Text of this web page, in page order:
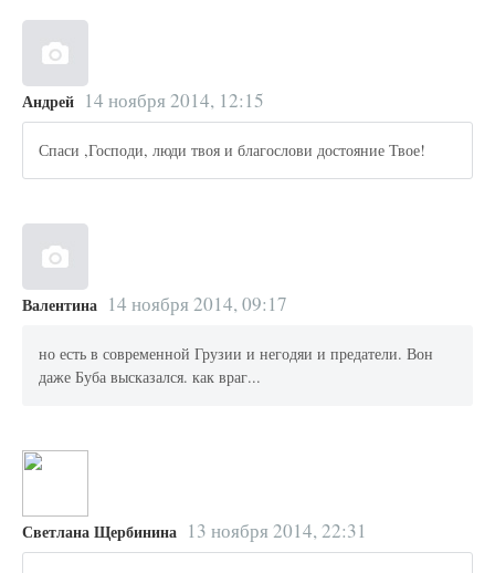
Андрей 14 ноября 2014, 12:15
Спаси ,Господи, люди твоя и благослови достояние Твое!
Валентина 14 ноября 2014, 09:17
но есть в современной Грузии и негодяи и предатели. Вон
даже Буба высказался. как враг...
Светлана Щербинина 13 ноября 2014, 22:31